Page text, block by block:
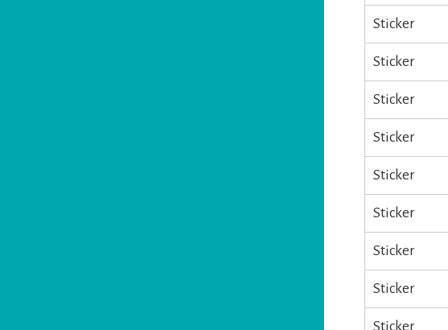
Sticker
Sticker
Sticker
Sticker
Sticker
Sticker
Sticker
Sticker
Sticker